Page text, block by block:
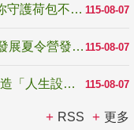
115-08-07
反詐騙宣導_防詐有道，霹靂布袋戲陪你守護荷包不受騙
115-08-07
跨越限制，探索潛能！115年多元潛能發展夏令營發掘生命無限可能
115-08-07
高齡不是終點而是夢想起點！教育部打造「人生設計夢工場」 參展第3屆高齡健康產業博覽會
RSS 更多